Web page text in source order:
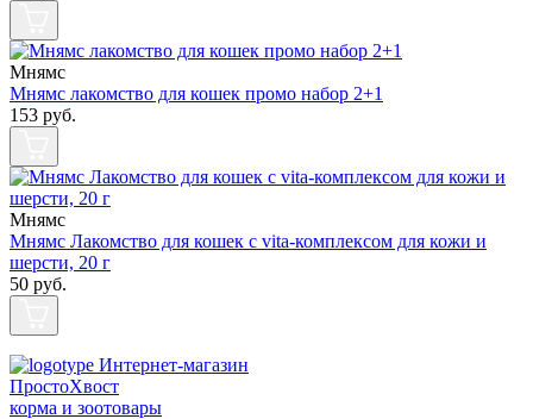
Мнямс
Мнямс лакомство для кошек промо набор 2+1
153 руб.
Мнямс
Мнямс Лакомство для кошек с vita-комплексом для кожи и
шерсти, 20 г
50 руб.
Интернет-магазин
ПростоХвост
корма и зоотовары